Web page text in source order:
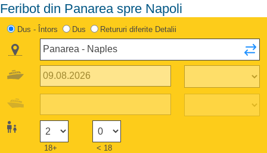
Feribot din Panarea spre Napoli
Dus - Întors Dus Retururi diferite Detalii
18+ < 18